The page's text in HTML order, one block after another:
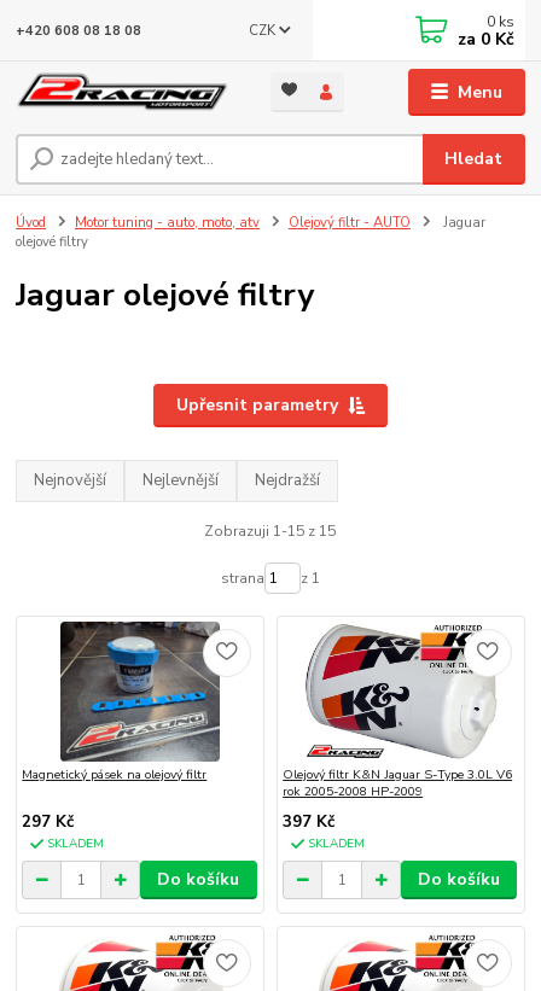
Menu
CZK
Hledat
+420 608 08 18 08 0 ks
za 0 Kč
Úvod Motor tuning - auto, moto, atv Olejový filtr - AUTO
Jaguar
olejové filtry
Jaguar olejové filtry
Upřesnit parametry
Nejnovější Nejlevnější Nejdražší
Zobrazuji 1-15 z 15
strana z 1
Magnetický pásek na olejový filtr
297 Kč
SKLADEM
Do košíku
Olejový filtr K&N Jaguar S-Type 3.0L V6
rok 2005-2008 HP-2009
397 Kč
SKLADEM
Do košíku